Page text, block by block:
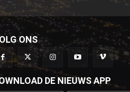
ONS
DE NIEUWS APP